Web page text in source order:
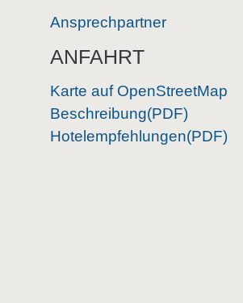
Ansprechpartner
ANFAHRT
Karte auf OpenStreetMap
Beschreibung(PDF)
Hotelempfehlungen(PDF)